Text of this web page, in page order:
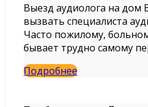
Выезд аудиолога на дом
вызвать специалиста
Часто пожилому,
бывает трудно самому
Подробнее